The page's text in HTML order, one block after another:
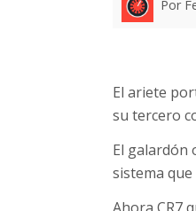
Por
El ariete
su tercero
El galardón
sistema